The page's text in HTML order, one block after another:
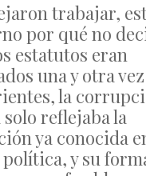
trabajar,
por qué no
estatutos eran
una y otra
la
reflejaba la
ya conocida
política, y su